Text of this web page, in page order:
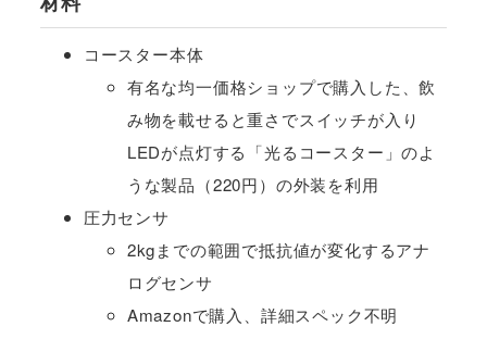
コースター本体
有名な均一価格ショップで購入した、飲
み物を載せると重さでスイッチが入り
LEDが点灯する「光るコースター」のよ
うな製品（220円）の外装を利用
圧力センサ
2kgまでの範囲で抵抗値が変化するアナ
ログセンサ
Amazonで購入、詳細スペック不明